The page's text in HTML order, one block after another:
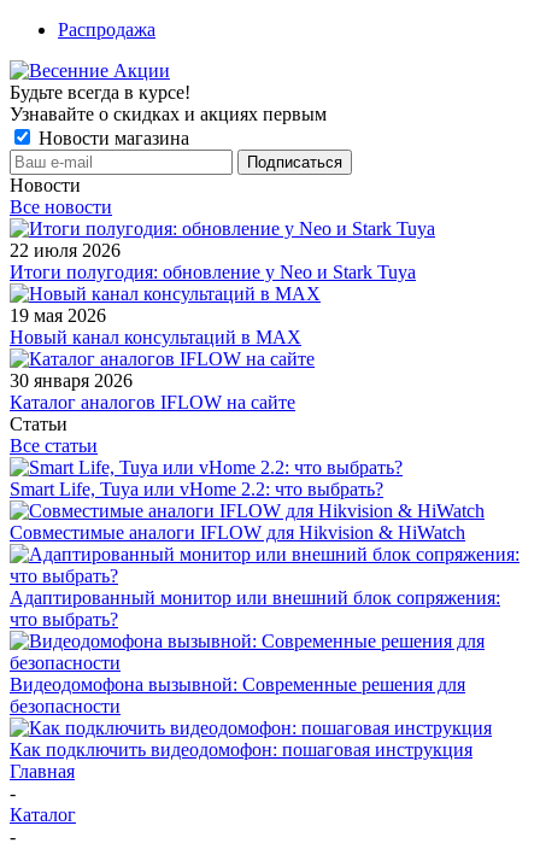
Распродажа
Будьте всегда в курсе!
Узнавайте о скидках и акциях первым
Новости магазина
Новости
Все новости
22 июля 2026
Итоги полугодия: обновление у Neo и Stark Tuya
19 мая 2026
Новый канал консультаций в MAX
30 января 2026
Каталог аналогов IFLOW на сайте
Статьи
Все статьи
Smart Life, Tuya или vHome 2.2: что выбрать?
Совместимые аналоги IFLOW для Hikvision & HiWatch
Адаптированный монитор или внешний блок сопряжения:
что выбрать?
Видеодомофона вызывной: Современные решения для
безопасности
Как подключить видеодомофон: пошаговая инструкция
Главная
-
Каталог
-